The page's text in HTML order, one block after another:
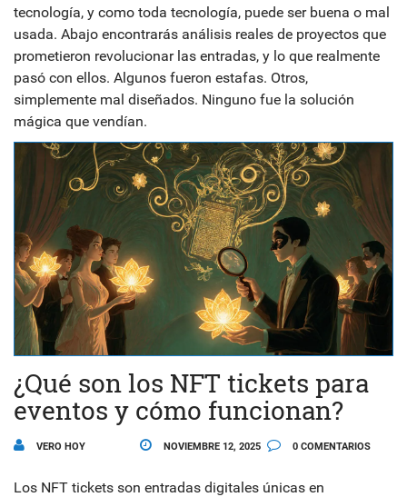
tecnología, y como toda tecnología, puede ser buena o mal
usada. Abajo encontrarás análisis reales de proyectos que
prometieron revolucionar las entradas, y lo que realmente
pasó con ellos. Algunos fueron estafas. Otros,
simplemente mal diseñados. Ninguno fue la solución
mágica que vendían.
¿Qué son los NFT tickets para
eventos y cómo funcionan?
VERO HOY NOVIEMBRE 12, 2025 0 COMENTARIOS
Los NFT tickets son entradas digitales únicas en